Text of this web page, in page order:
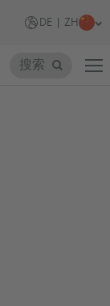
DE | ZH
搜索